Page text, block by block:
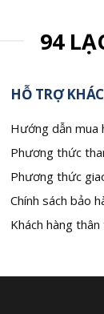
94
HỖ TRỢ
Hướng dẫn mua
Phương thức
Phương thức
Chính sách bảo
Khách hàng